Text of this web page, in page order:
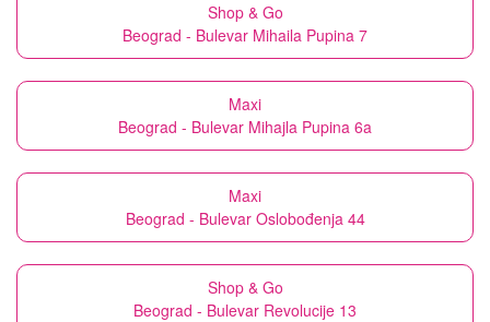
Shop & Go
Beograd - Bulevar Mihaila Pupina 7
Maxi
Beograd - Bulevar Mihajla Pupina 6a
Maxi
Beograd - Bulevar Oslobođenja 44
Shop & Go
Beograd - Bulevar Revolucije 13